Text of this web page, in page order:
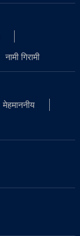
नामी गिरामी
मेहमाननीय